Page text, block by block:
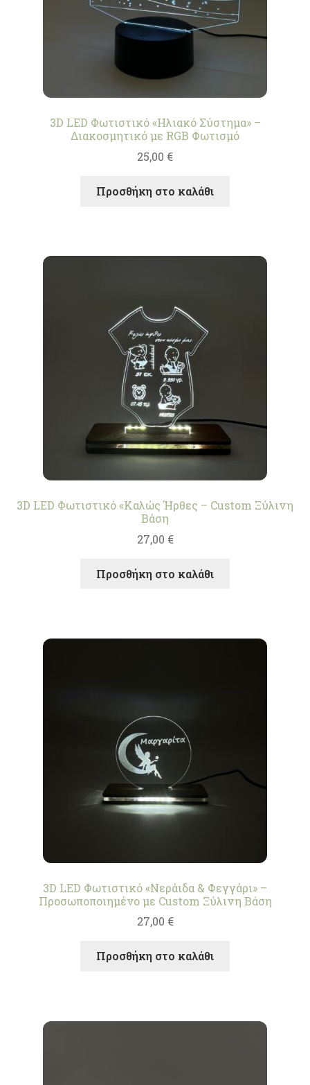
3D LED Φωτιστικό «Ηλιακό Σύστημα» –
Διακοσμητικό με RGB Φωτισμό
25,00 €
Προσθήκη στο καλάθι
3D LED Φωτιστικό «Καλώς Ήρθες – Custom Ξύλινη
Βάση
27,00 €
Προσθήκη στο καλάθι
3D LED Φωτιστικό «Νεράιδα & Φεγγάρι» –
Προσωποποιημένο με Custom Ξύλινη Βάση
27,00 €
Προσθήκη στο καλάθι